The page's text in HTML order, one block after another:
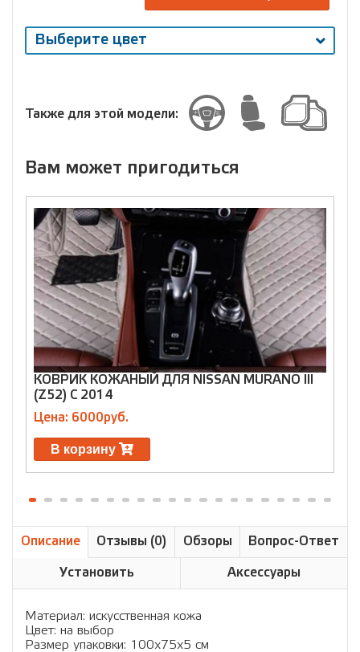
Выберите цвет
Выберите
Также для этой модели:
Вам может пригодиться
КОВРИК КОЖАНЫЙ ДЛЯ NISSAN MURANO III
(Z52) С 2014
Цена: 6000руб.
В корзину
Описание Отзывы (0) Обзоры Вопрос-Ответ
Установить Аксессуары
Материал: искусственная кожа
Цвет: на выбор
Размер упаковки: 100х75х5 см